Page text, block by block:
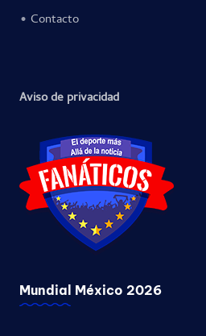
• Contacto
Aviso de privacidad
Mundial México 2026